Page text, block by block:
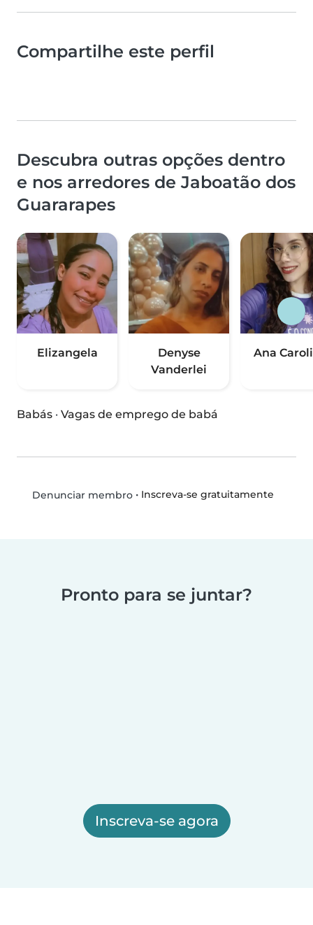
Compartilhe este perfil
Descubra outras opções dentro
e nos arredores de Jaboatão dos
Guararapes
Elizangela
Denyse
Vanderlei
Ana
Babás · Vagas de emprego de babá
Denunciar membro• Inscreva-se gratuitamente
Pronto para se juntar?
Inscreva-se agora